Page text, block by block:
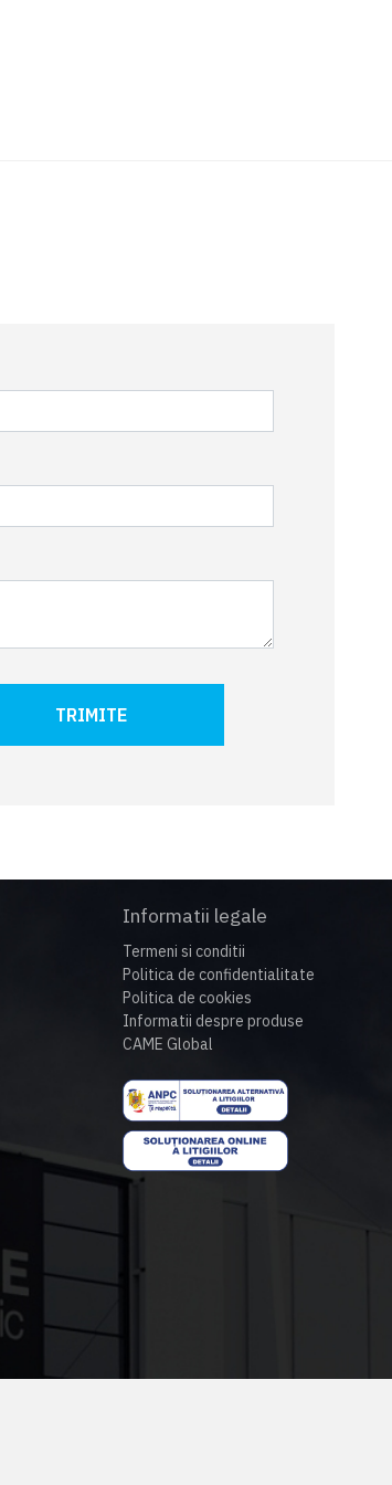
TRIMITE
Informatii legale
Termeni si conditii
Politica de confidentialitate
Politica de cookies
Informatii despre produse
CAME Global